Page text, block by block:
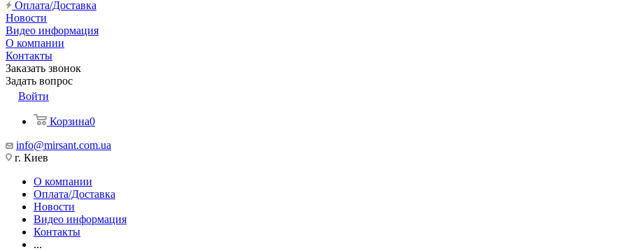
Оплата/Доставка
Новости
Видео информация
О компании
Контакты
Заказать звонок
Задать вопрос
Войти
Корзина0
info@mirsant.com.ua
г. Киев
О компании
Оплата/Доставка
Новости
Видео информация
Контакты
...